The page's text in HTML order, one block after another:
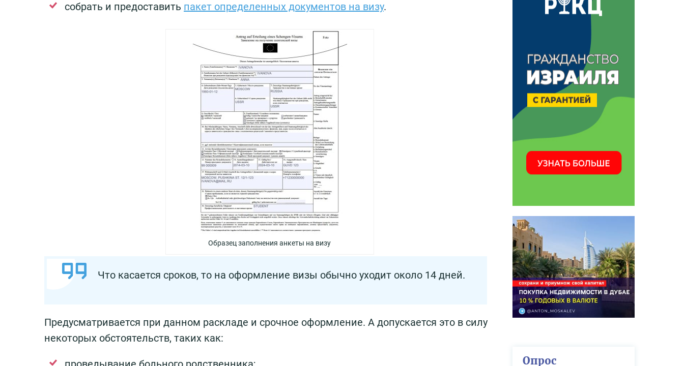
собрать и предоставить пакет определенных документов на визу.
Образец заполнения анкеты на визу
Что касается сроков, то на оформление визы обычно уходит около 14 дней.
Предусматривается при данном раскладе и срочное оформление. А допускается это в силу
некоторых обстоятельств, таких как:
Опрос